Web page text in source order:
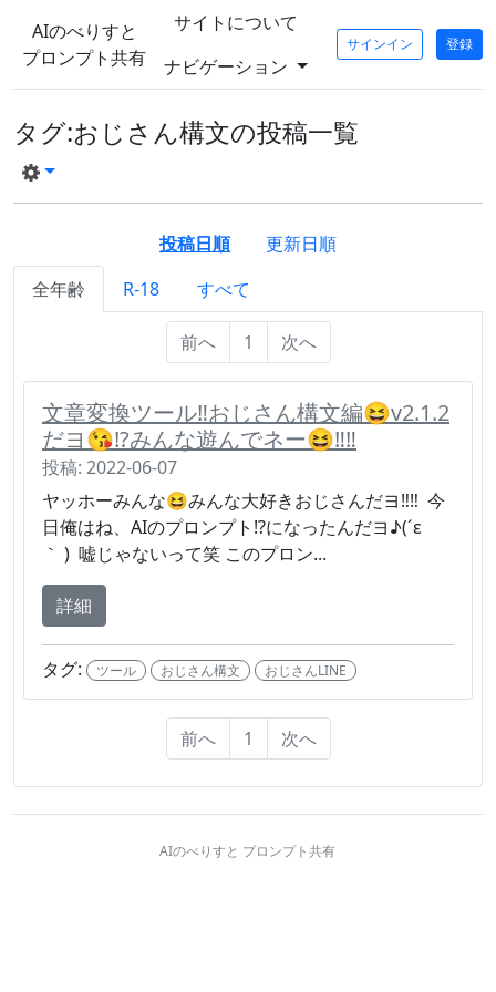
AIのべりすと
プロンプト共有
サイトについて
ナビゲーション
サインイン 登録
タグ:おじさん構文の投稿一覧
投稿日順
更新日順
全年齢
R-18 すべて
前へ 1 次へ
文章変換ツール‼️おじさん構文編😆v2.1.2
だヨ😘⁉️みんな遊んでネー😆‼️‼️
投稿: 2022-06-07
ヤッホーみんな😆みんな大好きおじさんだヨ‼️‼️ 今
日俺はね、AIのプロンプト⁉️になったんだヨ♪(´ε
｀ ) 嘘じゃないって笑 このプロン...
詳細
タグ: ツール おじさん構文 おじさんLINE
前へ 1 次へ
AIのべりすと プロンプト共有